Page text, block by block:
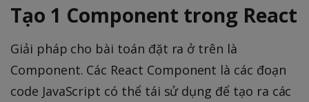
Tạo 1 Component trong React
Giải pháp cho bài toán đặt ra ở trên là
Component. Các React Component là các đoạn
code JavaScript có thể tái sử dụng để tạo ra các